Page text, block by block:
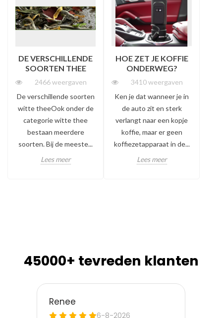
DE VERSCHILLENDE
SOORTEN THEE
2466 weergaven
De verschillende soorten
witte theeOok onder de
categorie witte thee
bestaan meerdere
soorten. Bij de meeste...
Lees meer
HOE ZET JE KOFFIE
ONDERWEG?
3410 weergaven
Ken je dat wanneer je in
de auto zit en sterk
verlangt naar een kopje
koffie, maar er geen
koffiezetapparaat in de...
Lees meer
45000+ tevreden klanten